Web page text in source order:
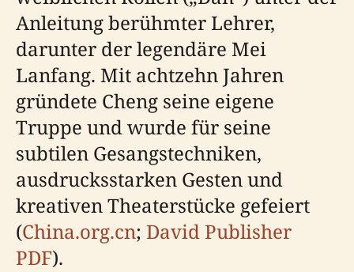
Anleitung berühmter Lehrer,
darunter der legendäre Mei
Lanfang. Mit achtzehn Jahren
gründete Cheng seine eigene
Truppe und wurde für seine
subtilen Gesangstechniken,
ausdrucksstarken Gesten und
kreativen Theaterstücke gefeiert
(China.org.cn; David Publisher
PDF).